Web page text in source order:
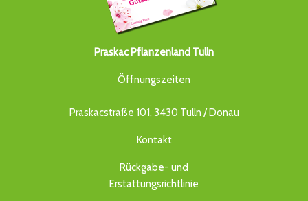
Praskac Pflanzenland Tulln
Öffnungszeiten
Praskacstraße 101, 3430 Tulln / Donau
Kontakt
Rückgabe- und
Erstattungsrichtlinie